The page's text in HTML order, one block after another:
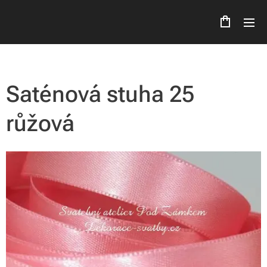
Saténová stuha 25
růžová